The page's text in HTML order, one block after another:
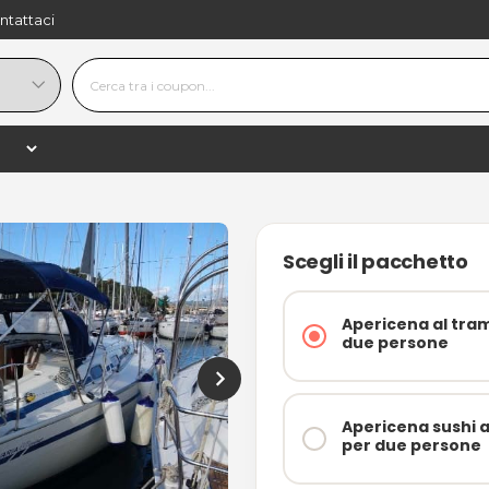
Apericena al
due persone
Apericena sushi
per due persone
Scegli il pacchetto